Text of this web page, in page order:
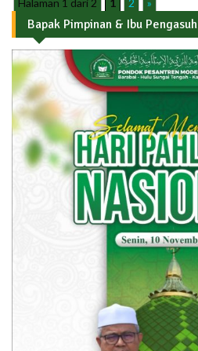
Bapak Pimpinan & Ibu Pengasuh